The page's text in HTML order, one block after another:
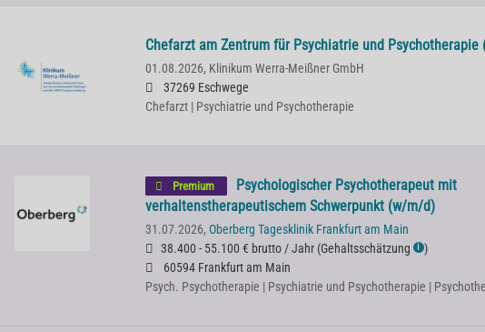
Chefarzt am Zentrum für Psychiatrie und Psychotherapie
01.08.2026, Klinikum Werra-Meißner GmbH
37269 Eschwege
Chefarzt | Psychiatrie und Psychotherapie
Premium
Psychologischer Psychotherapeut mit
verhaltenstherapeutischem Schwerpunkt (w/m/d)
31.07.2026, Oberberg Tagesklinik Frankfurt am Main
38.400 - 55.100 € brutto / Jahr (Gehaltsschätzung ℹ )
60594 Frankfurt am Main
Psych. Psychotherapie | Psychiatrie und Psychotherapie |